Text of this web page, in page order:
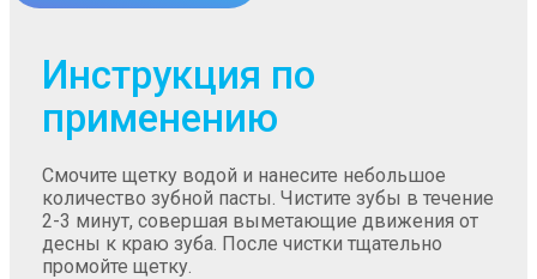
Инструкция по
применению
Смочите щетку водой и нанесите небольшое
количество зубной пасты. Чистите зубы в течение
2-3 минут, совершая выметающие движения от
десны к краю зуба. После чистки тщательно
промойте щетку.